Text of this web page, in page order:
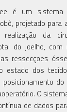
é um sistema
projetado para
realização da
do joelho, com
ressecções
estado dos
do
O
de dados